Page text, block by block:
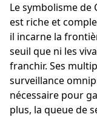
Le symbolisme
est riche et
il incarne la
seuil que ni les
franchir. Ses
surveillance
nécessaire pour
plus, la queue de